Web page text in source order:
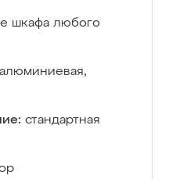
шкафа любого
алюминиевая,
стандартная